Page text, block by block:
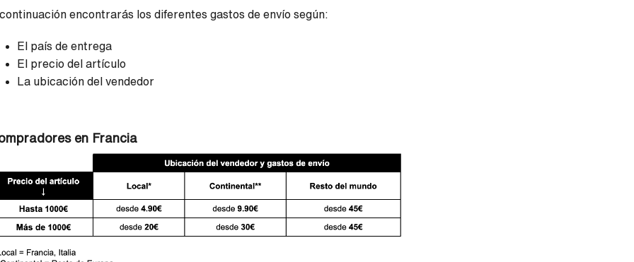
encontrarás los diferentes gastos de envío según:
El país de entrega
El precio del artículo
La ubicación del vendedor
en Francia